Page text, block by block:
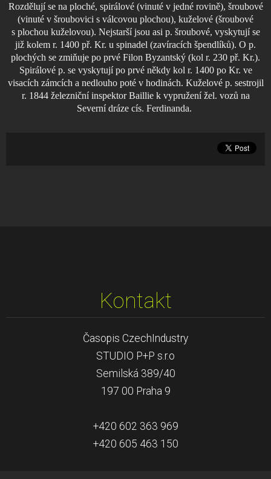
Rozdělují se na ploché, spirálové (vinuté v jedné rovině), šroubové
(vinuté v šroubovici s válcovou plochou), kuželové (šroubové
s plochou kuželovou). Nejstarší jsou asi p. šroubové, vyskytují se
již kolem r. 1400 př. Kr. u spinadel (zavíracích špendlíků). O p.
plochých se zmiňuje po prvé Filon Byzantský (kol r. 230 př. Kr.).
Spirálové p. se vyskytují po prvé někdy kol r. 1400 po Kr. ve
visacích zámcích a nedlouho poté v hodinách. Kuželové p. sestrojil
r. 1844 železniční inspektor Baillie k vypružení žel. vozů na
Severní dráze cís. Ferdinanda.
Kontakt
Časopis CzechIndustry
STUDIO P+P s.r.o
Semilská 389/40
197 00 Praha 9
+420 602 363 969
+420 605 463 150